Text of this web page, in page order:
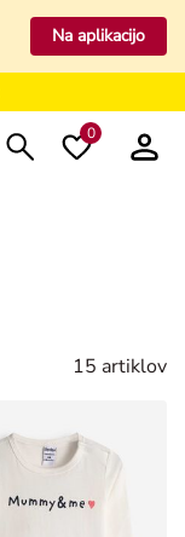
Na aplikacijo
0
15 artiklov